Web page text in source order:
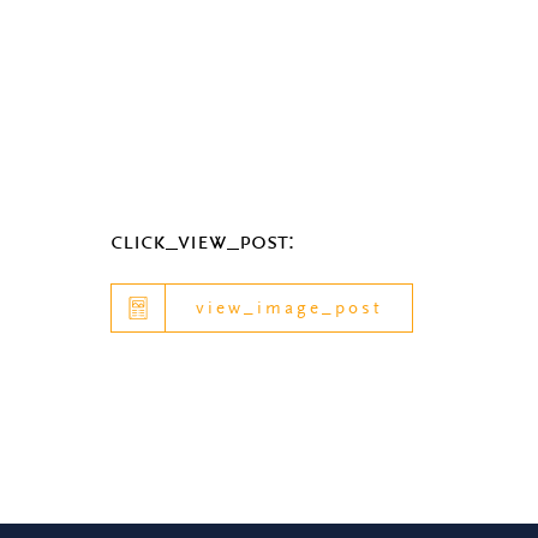
click_view_post:
view_image_post